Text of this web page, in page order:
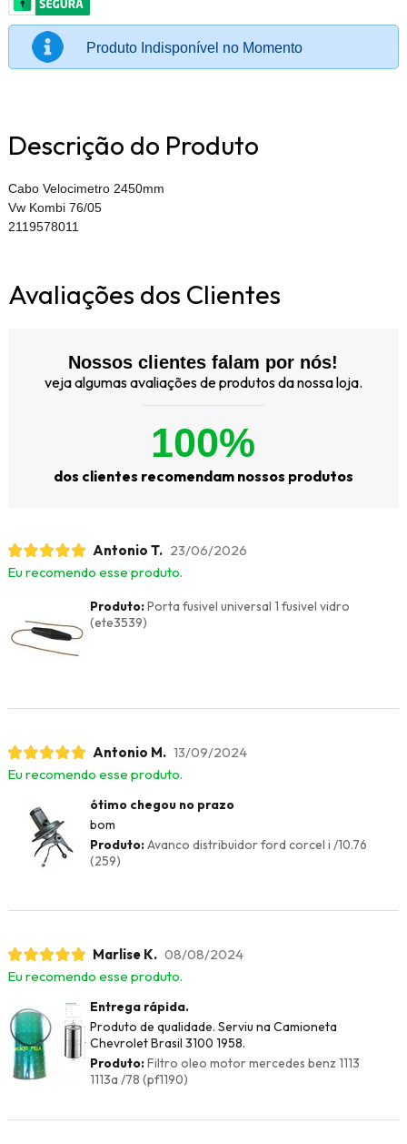
Produto Indisponível no Momento
Descrição do Produto
Cabo Velocimetro 2450mm
Vw Kombi 76/05
2119578011
Avaliações dos Clientes
Nossos clientes falam por nós!
veja algumas avaliações de produtos da nossa loja.
100%
dos clientes recomendam nossos produtos
Antonio T. 23/06/2026
Eu recomendo esse produto.
Produto:Porta fusivel universal 1 fusivel vidro
(ete3539)
Antonio M. 13/09/2024
Eu recomendo esse produto.
ótimo chegou no prazo
bom
Produto:Avanco distribuidor ford corcel i /10.76
(259)
Marlise K. 08/08/2024
Eu recomendo esse produto.
Entrega rápida.
Produto de qualidade. Serviu na Camioneta
Chevrolet Brasil 3100 1958.
Produto:Filtro oleo motor mercedes benz 1113
1113a /78 (pf1190)